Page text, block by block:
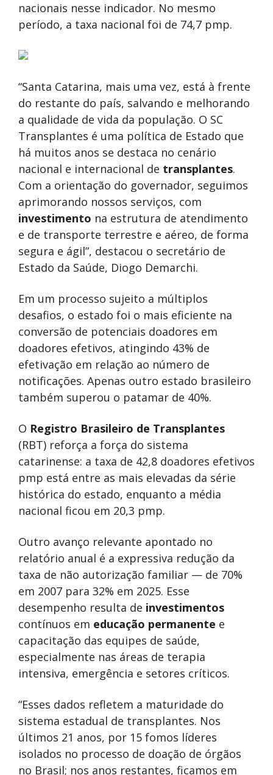
nacionais nesse indicador. No mesmo
período, a taxa nacional foi de 74,7 pmp.
“Santa Catarina, mais uma vez, está à frente
do restante do país, salvando e melhorando
a qualidade de vida da população. O SC
Transplantes é uma política de Estado que
há muitos anos se destaca no cenário
nacional e internacional de transplantes.
Com a orientação do governador, seguimos
aprimorando nossos serviços, com
investimento na estrutura de atendimento
e de transporte terrestre e aéreo, de forma
segura e ágil”, destacou o secretário de
Estado da Saúde, Diogo Demarchi.
Em um processo sujeito a múltiplos
desafios, o estado foi o mais eficiente na
conversão de potenciais doadores em
doadores efetivos, atingindo 43% de
efetivação em relação ao número de
notificações. Apenas outro estado brasileiro
também superou o patamar de 40%.
O Registro Brasileiro de Transplantes
(RBT) reforça a força do sistema
catarinense: a taxa de 42,8 doadores efetivos
pmp está entre as mais elevadas da série
histórica do estado, enquanto a média
nacional ficou em 20,3 pmp.
Outro avanço relevante apontado no
relatório anual é a expressiva redução da
taxa de não autorização familiar — de 70%
em 2007 para 32% em 2025. Esse
desempenho resulta de investimentos
contínuos em educação permanente e
capacitação das equipes de saúde,
especialmente nas áreas de terapia
intensiva, emergência e setores críticos.
“Esses dados refletem a maturidade do
sistema estadual de transplantes. Nos
últimos 21 anos, por 15 fomos líderes
isolados no processo de doação de órgãos
no Brasil; nos anos restantes, ficamos em